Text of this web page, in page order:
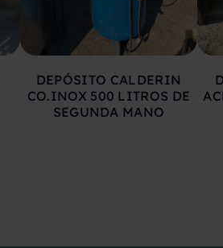
DEPÓSITO CALDERIN
CO.INOX 500 LITROS DE
SEGUNDA MANO